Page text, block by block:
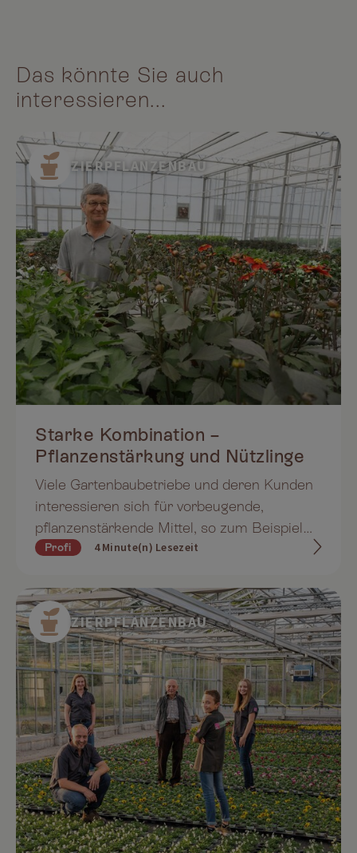
Das könnte Sie auch
interessieren...
ZIERPFLANZENBAU
Starke Kombination –
Pflanzenstärkung und Nützlinge
Viele Gartenbaubetriebe und deren Kunden
interessieren sich für vorbeugende,
pflanzenstärkende Mittel, so zum Beispiel
für die Produkte von Multikraft. Frank
Ländlicher Raum Rheinpfalz in Deutschland
hat nachgeforscht und berichtet von seinen
Ergebnissen.
Profi 4 Minute(n) Lesezeit
ZIERPFLANZENBAU